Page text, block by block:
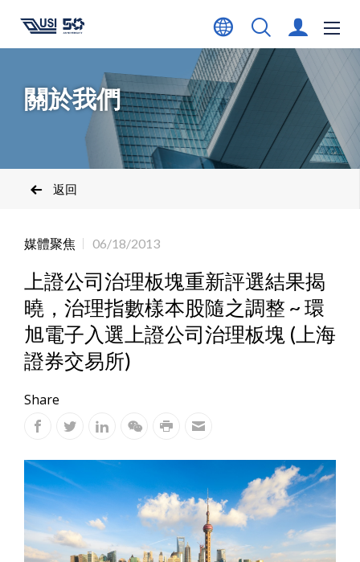
關於我們
返回
媒體聚焦 06/18/2013
上證公司治理板塊重新評選結果揭
曉，治理指數樣本股隨之調整 ~ 環
旭電子入選上證公司治理板塊 (上海
證券交易所)
Share